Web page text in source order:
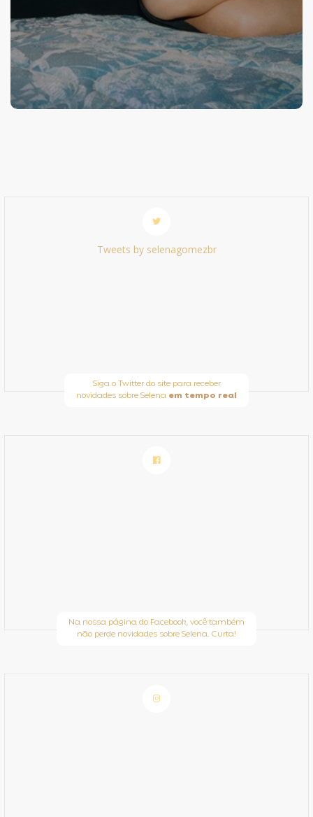
Tweets by selenagomezbr
Siga o Twitter do site para receber
novidades sobre Selena em tempo real
Na nossa página do Facebook, você também
não perde novidades sobre Selena. Curta!